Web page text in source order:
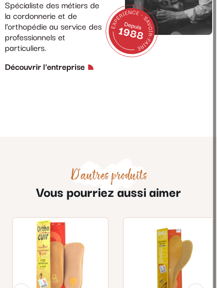
Spécialiste des métiers de
la cordonnerie et de
l’orthopédie au service des
professionnels et
particuliers.
Découvrir l'entreprise
D'autres produits
Vous pourriez aussi aimer